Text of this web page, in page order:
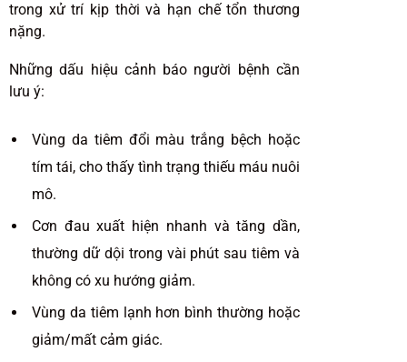
trong xử trí kịp thời và hạn chế tổn thương
nặng.
Những dấu hiệu cảnh báo người bệnh cần
lưu ý:
Vùng da tiêm đổi màu trắng bệch hoặc
tím tái, cho thấy tình trạng thiếu máu nuôi
mô.
Cơn đau xuất hiện nhanh và tăng dần,
thường dữ dội trong vài phút sau tiêm và
không có xu hướng giảm.
Vùng da tiêm lạnh hơn bình thường hoặc
giảm/mất cảm giác.